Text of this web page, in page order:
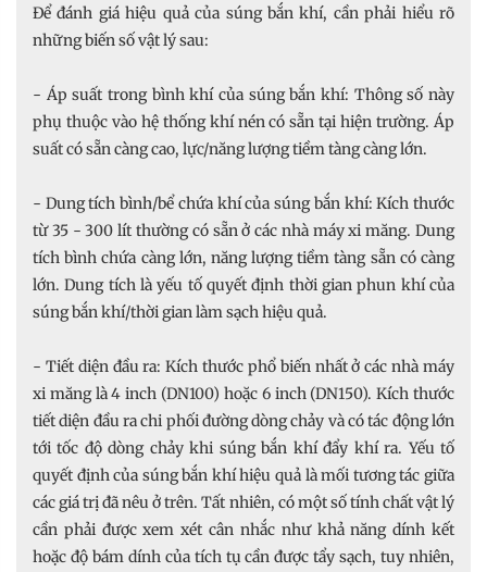
Để đánh giá hiệu quả của súng bắn khí, cần phải hiểu rõ
những biến số vật lý sau:
- Áp suất trong bình khí của súng bắn khí: Thông số này
phụ thuộc vào hệ thống khí nén có sẵn tại hiện trường. Áp
suất có sẵn càng cao, lực/năng lượng tiềm tàng càng lớn.
- Dung tích bình/bể chứa khí của súng bắn khí: Kích thước
từ 35 - 300 lít thường có sẵn ở các nhà máy xi măng. Dung
tích bình chứa càng lớn, năng lượng tiềm tàng sẵn có càng
lớn. Dung tích là yếu tố quyết định thời gian phun khí của
súng bắn khí/thời gian làm sạch hiệu quả.
- Tiết diện đầu ra: Kích thước phổ biến nhất ở các nhà máy
xi măng là 4 inch (DN100) hoặc 6 inch (DN150). Kích thước
tiết diện đầu ra chi phối đường dòng chảy và có tác động lớn
tới tốc độ dòng chảy khi súng bắn khí đẩy khí ra. Yếu tố
quyết định của súng bắn khí hiệu quả là mối tương tác giữa
các giá trị đã nêu ở trên. Tất nhiên, có một số tính chất vật lý
cần phải được xem xét cân nhắc như khả năng dính kết
hoặc độ bám dính của tích tụ cần được tẩy sạch, tuy nhiên,